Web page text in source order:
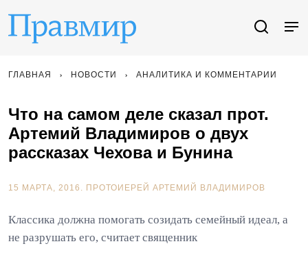
ГЛАВНАЯ НОВОСТИ АНАЛИТИКА И КОММЕНТАРИИ
Что на самом деле сказал прот.
Артемий Владимиров о двух
рассказах Чехова и Бунина
15 МАРТА, 2016. ПРОТОИЕРЕЙ АРТЕМИЙ ВЛАДИМИРОВ
Классика должна помогать созидать семейный идеал, а
не разрушать его, считает священник